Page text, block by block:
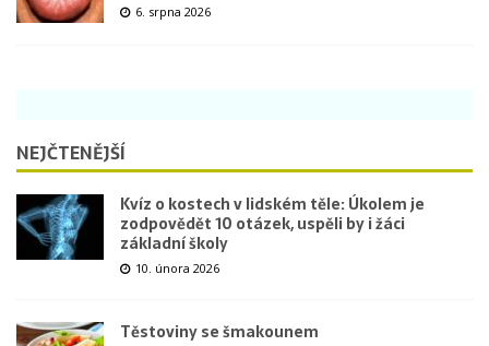
6. srpna 2026
NEJČTENĚJŠÍ
Kvíz o kostech v lidském těle: Úkolem je
zodpovědět 10 otázek, uspěli by i žáci
základní školy
10. února 2026
Těstoviny se šmakounem